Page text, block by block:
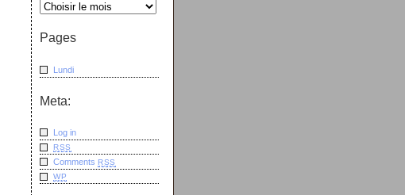
Pages
Lundi
Meta:
Log in
RSS
Comments RSS
WP